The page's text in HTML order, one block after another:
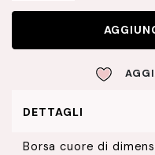
DETTAGLI
Borsa cuore di